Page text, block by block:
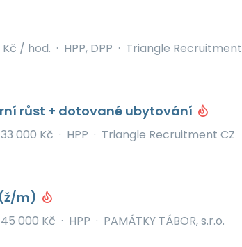
Kč / hod. · HPP, DPP · Triangle Recruitment
růst + dotované ubytování
000 Kč · HPP · Triangle Recruitment CZ
m)
000 Kč · HPP · PAMÁTKY TÁBOR, s.r.o.